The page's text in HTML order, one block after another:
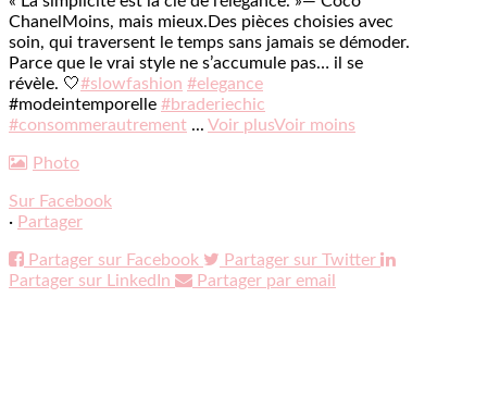
Chanel Moins, mais mieux. Des pièces choisies avec
soin, qui traversent le temps sans jamais se démoder.
Parce que le vrai style ne s’accumule pas… il se
révèle. 🤍#slowfashion #elegance
#modeintemporelle #braderiechic
#consommerautrement ... Voir plusVoir moins
Photo
Sur Facebook
· Partager
Partager sur Facebook
Partager sur Twitter
Partager sur LinkedIn
Partager par email